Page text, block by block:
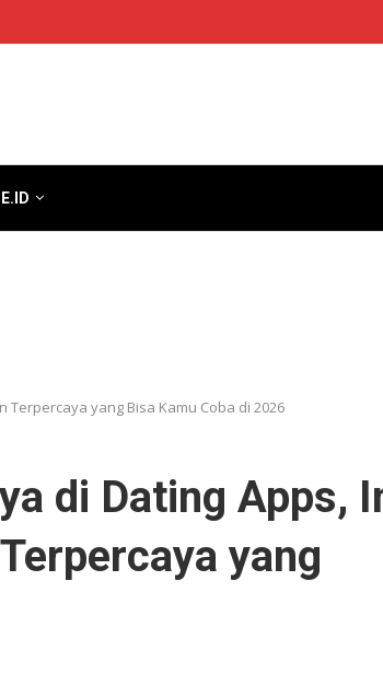
Terpercaya yang Bisa Kamu Coba di 2026
di Dating Apps,
yang